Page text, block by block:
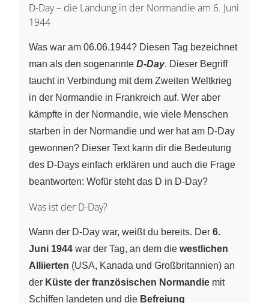
D-Day – die Landung in der Normandie am 6. Juni
1944
Was war am 06.06.1944? Diesen Tag bezeichnet
man als den sogenannte D-Day. Dieser Begriff
taucht in Verbindung mit dem Zweiten Weltkrieg
in der Normandie in Frankreich auf. Wer aber
kämpfte in der Normandie, wie viele Menschen
starben in der Normandie und wer hat am D-Day
gewonnen? Dieser Text kann dir die Bedeutung
des D-Days einfach erklären und auch die Frage
beantworten: Wofür steht das D in D-Day?
Was ist der D-Day?
Wann der D-Day war, weißt du bereits. Der 6.
Juni 1944 war der Tag, an dem die westlichen
Alliierten (USA, Kanada und Großbritannien) an
der Küste der französischen Normandie mit
Schiffen landeten und die Befreiung